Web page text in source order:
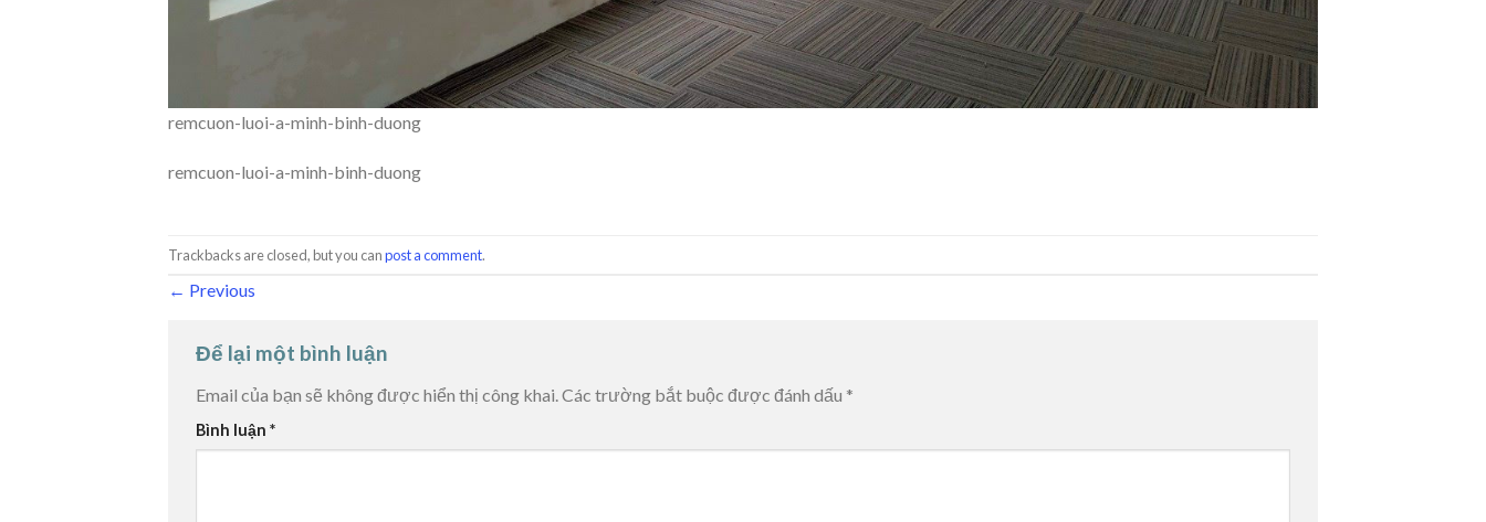
remcuon-luoi-a-minh-binh-duong
remcuon-luoi-a-minh-binh-duong
Trackbacks are closed, but you canpost a comment.
← Previous
Để lại một bình luận
Email của bạn sẽ không được hiển thị công khai.Các trường bắt buộc được đánh dấu *
Bình luận *